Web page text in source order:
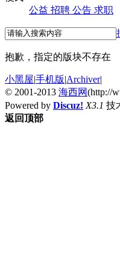
公益 招聘 公告 求职
抱歉，指定的版块不存在
小黑屋|手机版|Archiver|
© 2001-2013 海西网(http://
Powered by Discuz! X3.1 技
返回顶部